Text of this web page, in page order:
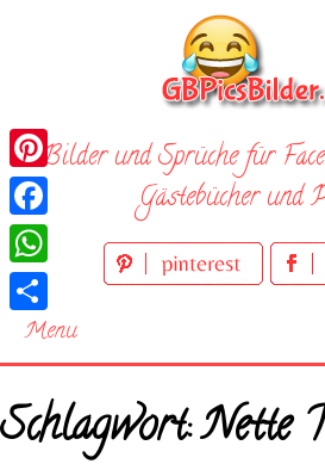
Bilder und Sprüche für
Gästebücher und
Menu
Startseite
Neue Bilder
Schlagwort:Nette
Pinterest
Facebook
WhatsApp
Teilen